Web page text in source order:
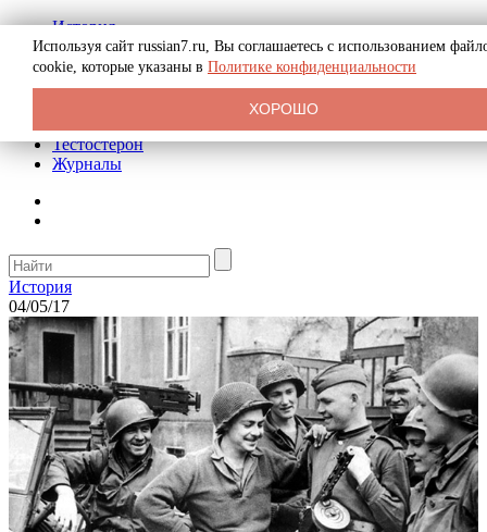
История
Биография
Криминал
Реклама на сайте
Тестостерон
Журналы
История
04/05/17
Используя сайт russian7.ru, Вы соглашаетесь с использованием
cookie, которые указаны в Политике конфиденциальности
ХОРОШО